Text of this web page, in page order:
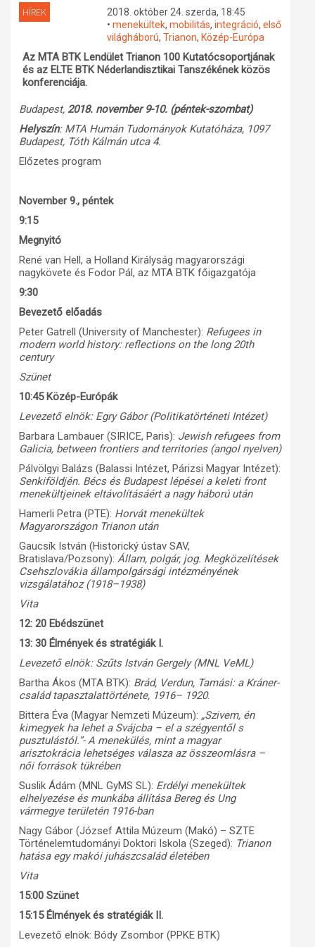
Műhelymunkák
HÍREK
2018. október 24. szerda, 18:45
• menekültek, mobilitás, integráció, első
világháború, Trianon, Közép-Európa
Az MTA BTK Lendület Trianon 100 Kutatócsoportjának
és az ELTE BTK Néderlandisztikai Tanszékének közös
konferenciája.
Budapest, 2018. november 9-10. (péntek-szombat)
Helyszín: MTA Humán Tudományok Kutatóháza, 1097
Budapest, Tóth Kálmán utca 4.
Előzetes program
November 9., péntek
9:15
Megnyitó
René van Hell, a Holland Királyság magyarországi
nagykövete és Fodor Pál, az MTA BTK főigazgatója
9:30
Bevezető előadás
Peter Gatrell (University of Manchester): Refugees in
modern world history: reflections on the long 20th
century
Szünet
10:45 Közép-Európák
Levezető elnök: Egry Gábor (Politikatörténeti Intézet)
Barbara Lambauer (SIRICE, Paris): Jewish refugees from
Galicia, between frontiers and territories (angol nyelven)
Pálvölgyi Balázs (Balassi Intézet, Párizsi Magyar Intézet):
Senkiföldjén. Bécs és Budapest lépései a keleti front
menekültjeinek eltávolításáért a nagy háború után
Hamerli Petra (PTE): Horvát menekültek
Magyarországon Trianon után
Gaucsík István (Historický ústav SAV,
Bratislava/Pozsony): Állam, polgár, jog. Megközelítések
Csehszlovákia állampolgársági intézményének
vizsgálatához (1918–1938)
Vita
12: 20 Ebédszünet
13: 30 Élmények és stratégiák I.
Levezető elnök: Szűts István Gergely (MNL VeML)
Bartha Ákos (MTA BTK): Brád, Verdun, Tamási: a Kráner-
család tapasztalattörténete, 1916– 1920.
Bittera Éva (Magyar Nemzeti Múzeum): „Szivem, én
kimegyek ha lehet a Svájcba – el a szégyentől s
pusztulástól.”- A menekülés, mint a magyar
arisztokrácia lehetséges válasza az összeomlásra –
női források tükrében
Suslik Ádám (MNL GyMS SL): Erdélyi menekültek
elhelyezése és munkába állítása Bereg és Ung
vármegye területén 1916-ban
Nagy Gábor (József Attila Múzeum (Makó) – SZTE
Történelemtudományi Doktori Iskola (Szeged): Trianon
hatása egy makói juhászcsalád életében
Vita
15:00 Szünet
15:15 Élmények és stratégiák II.
Levezető elnök: Bódy Zsombor (PPKE BTK)